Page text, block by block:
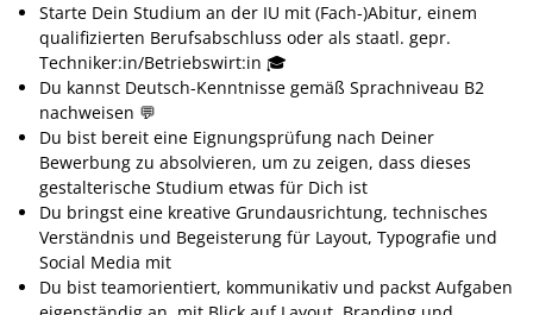
Starte Dein Studium an der IU mit (Fach-)Abitur, einem
qualifizierten Berufsabschluss oder als staatl. gepr.
Techniker:in/Betriebswirt:in 🎓
Du kannst Deutsch-Kenntnisse gemäß Sprachniveau B2
nachweisen 💬
Du bist bereit eine Eignungsprüfung nach Deiner
Bewerbung zu absolvieren, um zu zeigen, dass dieses
gestalterische Studium etwas für Dich ist
Du bringst eine kreative Grundausrichtung, technisches
Verständnis und Begeisterung für Layout, Typografie und
Social Media mit
Du bist teamorientiert, kommunikativ und packst Aufgaben